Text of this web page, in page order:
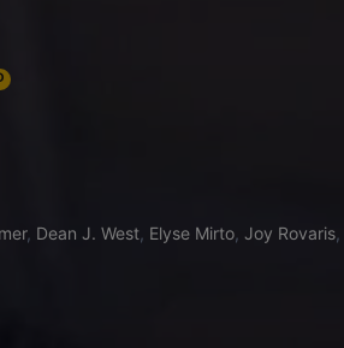
, Dean J. West Elyse Mirto Joy Rovaris